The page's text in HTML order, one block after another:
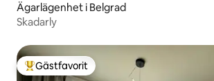
Ägarlägenhet i Belgrad
Skadarly
Populär gästfavorit
Gästfavorit